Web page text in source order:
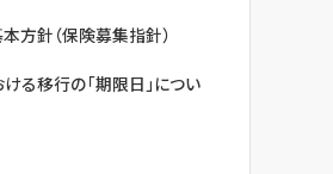
方針（保険募集指針）
る移行の「期限日」につい